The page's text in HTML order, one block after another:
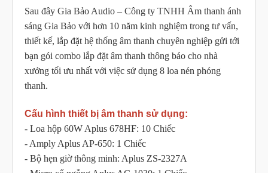
Sau đây Gia Bảo Audio – Công ty TNHH Âm thanh ánh
sáng Gia Bảo với hơn 10 năm kinh nghiệm trong tư vấn,
thiết kế, lắp đặt hệ thống âm thanh chuyên nghiệp gửi tới
bạn gói combo lắp đặt âm thanh thông báo cho nhà
xưởng tối ưu nhất với việc sử dụng 8 loa nén phóng
thanh.
Cấu hình thiết bị âm thanh sử dụng:
- Loa hộp 60W Aplus 678HF: 10 Chiếc
- Amply Aplus AP-650: 1 Chiếc
- Bộ hẹn giờ thông minh: Aplus ZS-2327A